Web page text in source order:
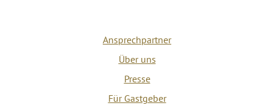
Ansprechpartner
Über uns
Presse
Für Gastgeber